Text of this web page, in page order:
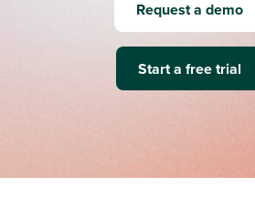
Request a demo
Start a free trial